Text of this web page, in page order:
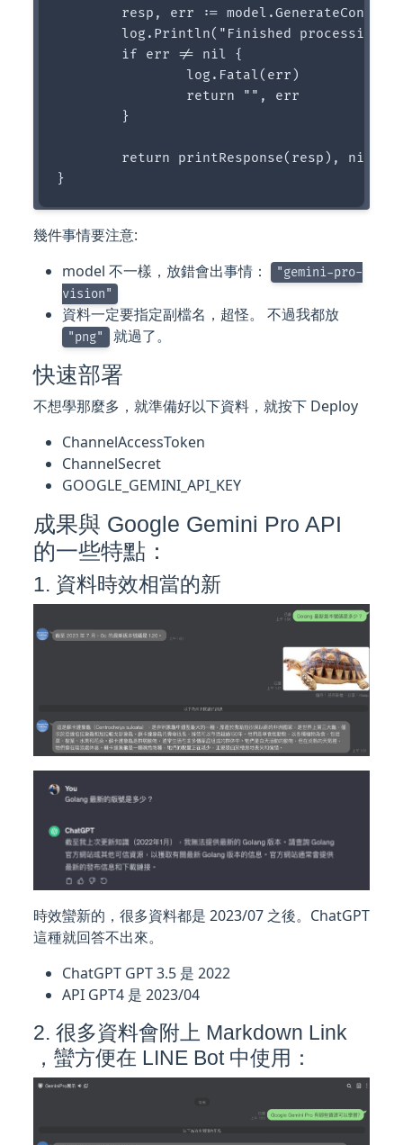
幾件事情要注意:
model 不一樣，放錯會出事情：
"gemini-pro-
vision"
資料一定要指定副檔名，超怪。 不過我都放
"png" 就過了。
快速部署
不想學那麼多，就準備好以下資料，就按下 Deploy
ChannelAccessToken
ChannelSecret
GOOGLE_GEMINI_API_KEY
成果與 Google Gemini Pro API
的一些特點：
1. 資料時效相當的新
時效蠻新的，很多資料都是 2023/07 之後。ChatGPT
這種就回答不出來。
ChatGPT GPT 3.5 是 2022
API GPT4 是 2023/04
2. 很多資料會附上 Markdown Link
，蠻方便在 LINE Bot 中使用：